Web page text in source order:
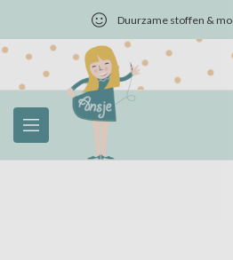
Duurzame stoffen &